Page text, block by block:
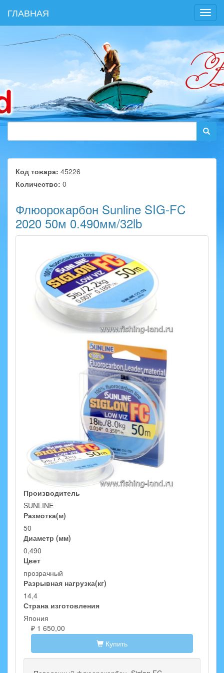
ГЛАВНАЯ
Код товара: 45226
Количество: 0
Флюорокарбон Sunline SIG-FC
2020 50м 0.490мм/32lb
Производитель
SUNLINE
Размотка(м)
50
Диаметр (мм)
0,490
Цвет
прозрачный
Разрывная нагрузка(кг)
14,4
Страна изготовления
Япония
₽ 1 650,00
Купить